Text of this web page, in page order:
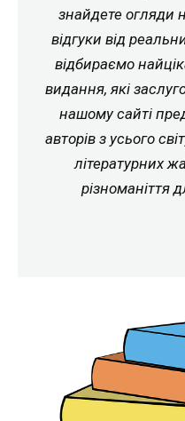
знайдете огляди
відгуки від
відбираємо
видання, які
нашому сайті
авторів з усього
літературних
різноманіття